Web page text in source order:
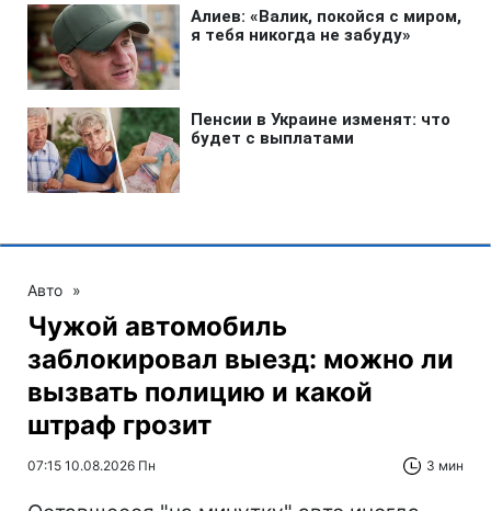
Авто »
Чужой автомобиль
заблокировал выезд: можно ли
вызвать полицию и какой
штраф грозит
07:15 10.08.2026 Пн 3 мин